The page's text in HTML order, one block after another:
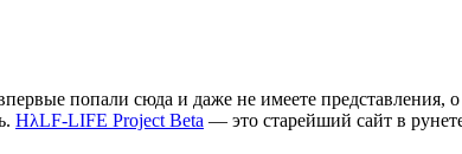
попали сюда и даже не имеете представления,
HλLF-LIFE Project Beta — это старейший сайт в